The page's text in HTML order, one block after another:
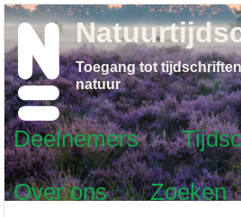
Deelnemers
Over ons
Zoeken
Toegang tot
natuur